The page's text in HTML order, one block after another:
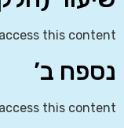
this content
נספח ב’
this content